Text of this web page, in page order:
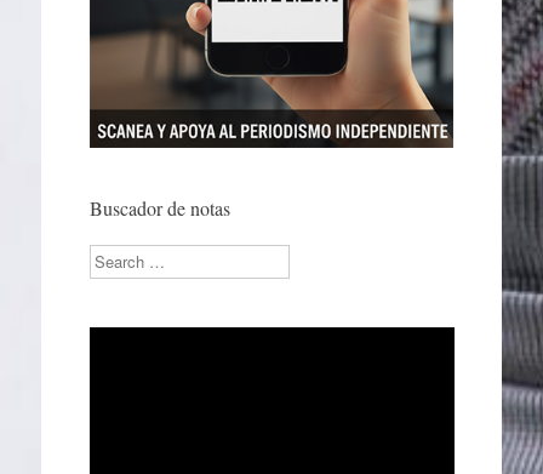
Buscador de notas
Search